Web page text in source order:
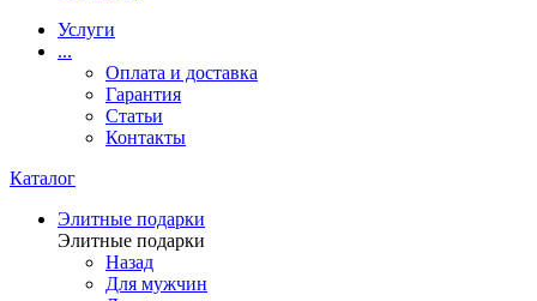
Услуги
...
Оплата и доставка
Гарантия
Статьи
Контакты
Каталог
Элитные подарки
Элитные подарки
Назад
Для мужчин